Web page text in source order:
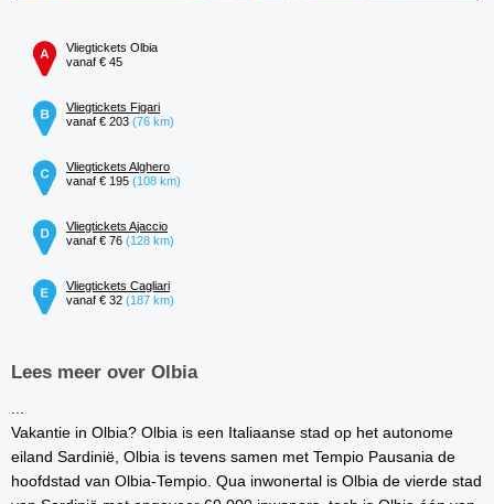
Vliegtickets Olbia
vanaf € 45
Vliegtickets Figari
vanaf € 203 (76 km)
Vliegtickets Alghero
vanaf € 195 (108 km)
Vliegtickets Ajaccio
vanaf € 76 (128 km)
Vliegtickets Cagliari
vanaf € 32 (187 km)
Lees meer over Olbia
...
Vakantie in Olbia? Olbia is een Italiaanse stad op het autonome
eiland Sardinië, Olbia is tevens samen met Tempio Pausania de
hoofdstad van Olbia-Tempio. Qua inwonertal is Olbia de vierde stad